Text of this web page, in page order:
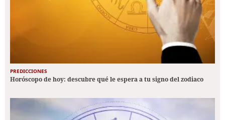
PREDICCIONES
Horóscopo de hoy: descubre qué le espera a tu signo del zodiaco